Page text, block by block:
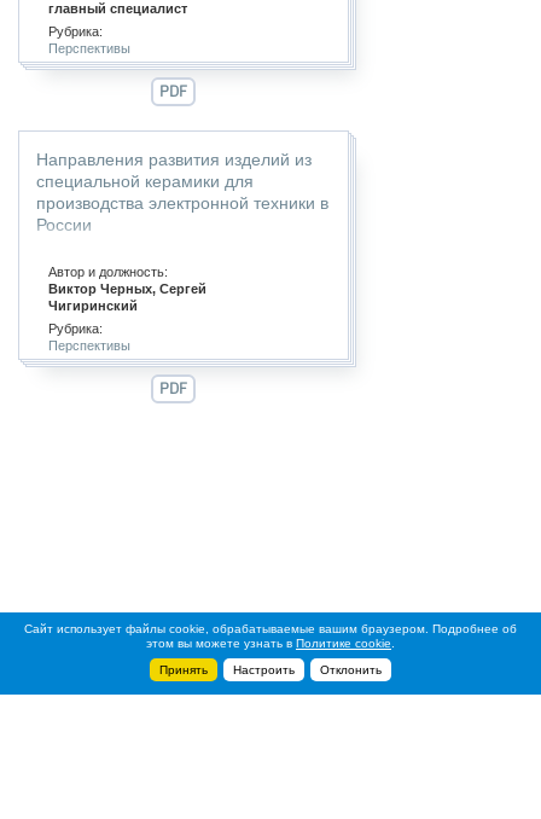
главный специалист
Рубрика:
Перспективы
PDF
Направления развития изделий из
специальной керамики для
производства электронной техники в
России
Автор и должность:
Виктор Черных, Сергей
Чигиринский
Рубрика:
Перспективы
PDF
Сайт использует файлы cookie, обрабатываемые вашим браузером. Подробнее об
этом вы можете узнать в Политике cookie
Принять
Настроить Отклонить